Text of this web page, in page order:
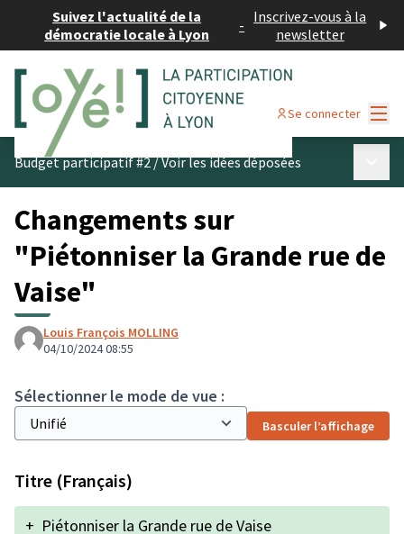
Suivez l'actualité de la
démocratie locale à Lyon
- Inscrivez-vous à la
newsletter
Se connecter
Budget participatif #2/Voir les idées déposées
Changements sur
"Piétonniser la Grande rue de
Vaise"
Louis François MOLLING
04/10/2024 08:55
Sélectionner le mode de vue :
Basculer l’affichage
Titre (Français)
+ Piétonniser la Grande rue de Vaise